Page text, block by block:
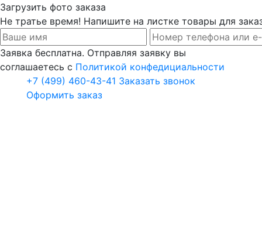
Загрузить фото заказа
Не тратье время! Напишите на листке товары для
Заявка бесплатна. Отправляя заявку вы
соглашаетесь с Политикой конфедициальности
+7 (499) 460-43-41 Заказать звонок
Оформить заказ